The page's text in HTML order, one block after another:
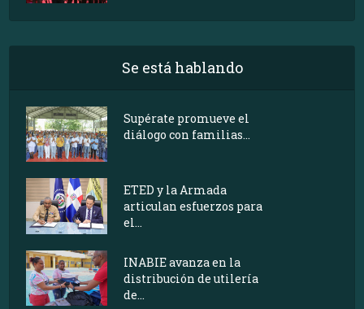
Se está hablando
Supérate promueve el
diálogo con familias...
ETED y la Armada
articulan esfuerzos para
el...
INABIE avanza en la
distribución de utilería
de...